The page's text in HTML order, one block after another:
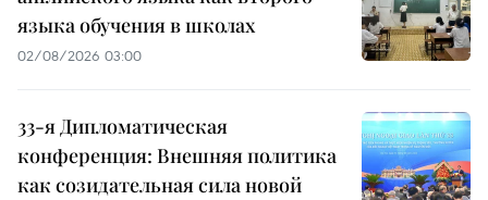
языка обучения в школах
02/08/2026 03:00
33-я Дипломатическая
конференция: Внешняя политика
как созидательная сила новой